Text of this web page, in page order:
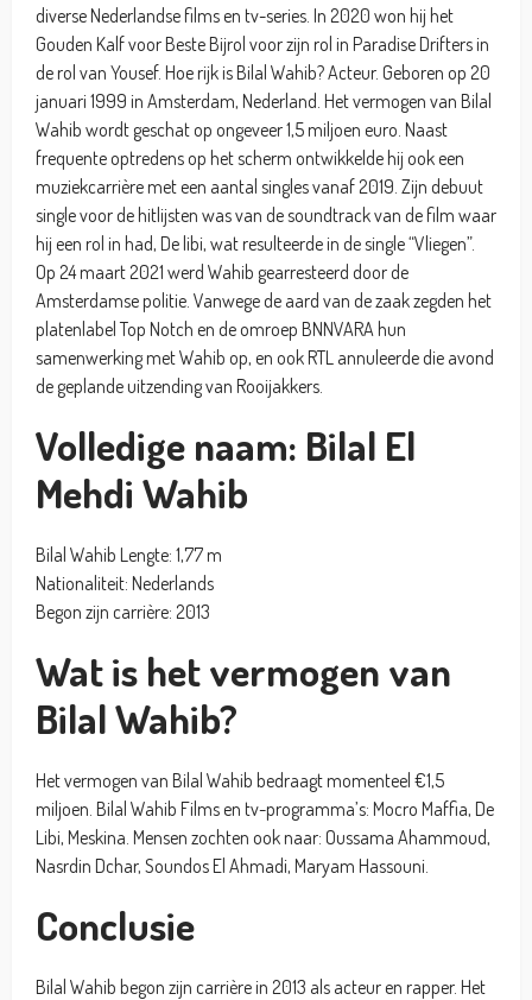
diverse Nederlandse films en tv-series. In 2020 won hij het
Gouden Kalf voor Beste Bijrol voor zijn rol in Paradise Drifters in
de rol van Yousef. Hoe rijk is Bilal Wahib? Acteur. Geboren op 20
januari 1999 in Amsterdam, Nederland. Het vermogen van Bilal
Wahib wordt geschat op ongeveer 1,5 miljoen euro. Naast
frequente optredens op het scherm ontwikkelde hij ook een
muziekcarrière met een aantal singles vanaf 2019. Zijn debuut
single voor de hitlijsten was van de soundtrack van de film waar
hij een rol in had, De libi, wat resulteerde in de single “Vliegen”.
Op 24 maart 2021 werd Wahib gearresteerd door de
Amsterdamse politie. Vanwege de aard van de zaak zegden het
platenlabel Top Notch en de omroep BNNVARA hun
samenwerking met Wahib op, en ook RTL annuleerde die avond
de geplande uitzending van Rooijakkers.
Volledige naam: Bilal El
Mehdi Wahib
Bilal Wahib Lengte: 1,77 m
Nationaliteit: Nederlands
Begon zijn carrière: 2013
Wat is het vermogen van
Bilal Wahib?
Het vermogen van Bilal Wahib bedraagt momenteel €1,5
miljoen. Bilal Wahib Films en tv-programma’s: Mocro Maffia, De
Libi, Meskina. Mensen zochten ook naar: Oussama Ahammoud,
Nasrdin Dchar, Soundos El Ahmadi, Maryam Hassouni.
Conclusie
Bilal Wahib begon zijn carrière in 2013 als acteur en rapper. Het